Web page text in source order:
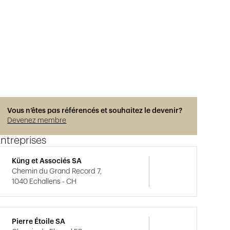
Vous n’êtes pas référencés et souhaitez le devenir?
Devenez membre
Küng et Associés SA
Chemin du Grand Record 7,
1040 Echallens - CH
Pierre Étoile SA